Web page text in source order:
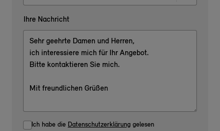
Ihre Nachricht
Ich habe die Datenschutzerklärung gelesen